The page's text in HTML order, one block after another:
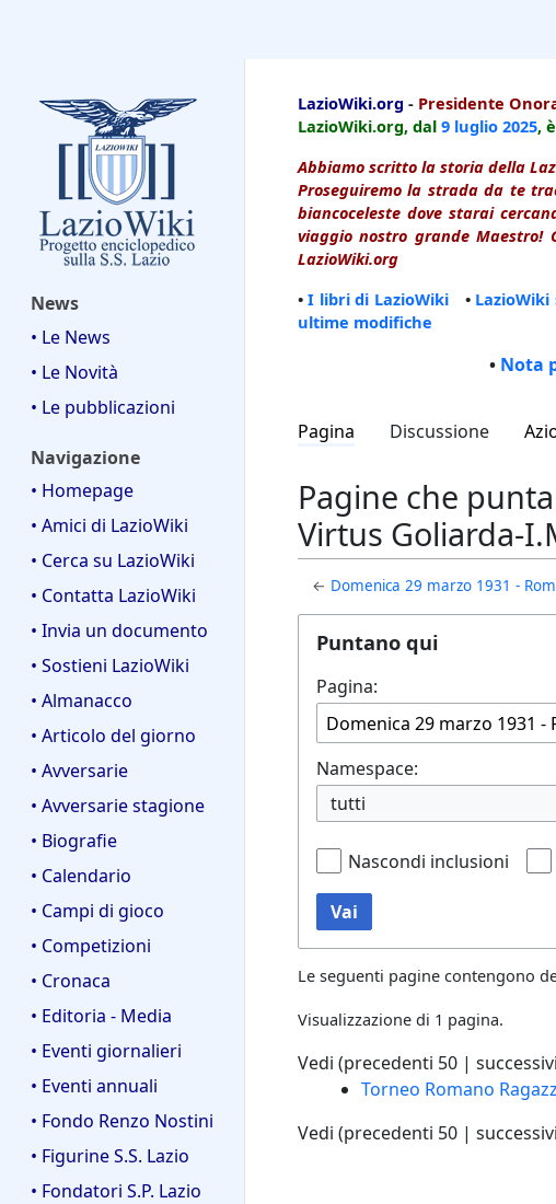
News
• Le News
• Le Novità
• Le pubblicazioni
Navigazione
• Homepage
• Amici di LazioWiki
• Cerca su LazioWiki
• Contatta LazioWiki
• Invia un documento
• Sostieni LazioWiki
• Almanacco
• Articolo del giorno
• Avversarie
• Avversarie stagione
• Biografie
• Calendario
• Campi di gioco
• Competizioni
• Cronaca
• Editoria - Media
• Eventi giornalieri
• Eventi annuali
• Fondo Renzo Nostini
• Figurine S.S. Lazio
• Fondatori S.P. Lazio
LazioWiki.org - Presidente
LazioWiki.org, dal 9 luglio 2025,
Abbiamo scritto la storia della
Proseguiremo la strada da te
biancoceleste dove starai
viaggio nostro grande Maestro!
LazioWiki.org
•I libri di LazioWiki• LazioWiki
ultime modifiche
• Nota
Pagina Discussione
Pagine che
Virtus Goliarda-
← Domenica 29 marzo 1931 -
Puntano qui
Pagina:
Namespace:
tutti
Nascondi inclusioni
Vai
Le seguenti pagine contengono
Visualizzazione di 1 pagina.
Vedi (precedenti 50 |
Torneo Romano
Vedi (precedenti 50 |